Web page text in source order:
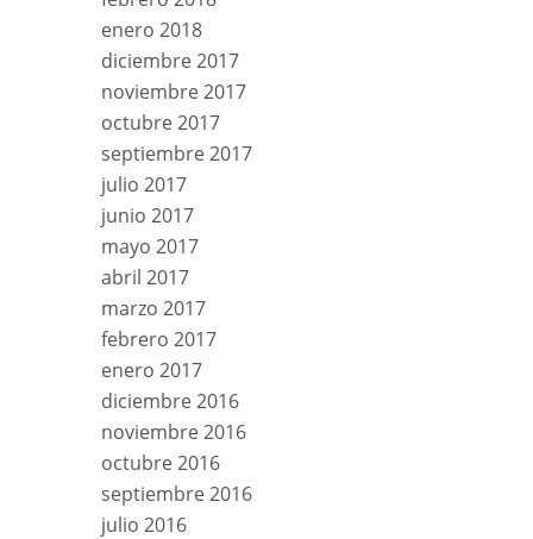
enero 2018
diciembre 2017
noviembre 2017
octubre 2017
septiembre 2017
julio 2017
junio 2017
mayo 2017
abril 2017
marzo 2017
febrero 2017
enero 2017
diciembre 2016
noviembre 2016
octubre 2016
septiembre 2016
julio 2016